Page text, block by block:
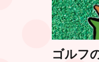
ゴルフ